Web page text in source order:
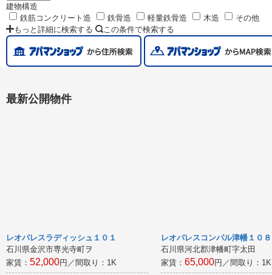
建物構造
鉄筋コンクリート造
鉄骨造 軽量鉄骨造 木造
その他
もっと詳細に検索する
この条件で検索する
最新公開物件
レオパレスラディッシュ１０１
石川県金沢市専光寺町ヲ
家賃： 52,000円／間取り： 1K
レオパレスコンパル津幡１０８
石川県河北郡津幡町字太田
家賃： 65,000円／間取り： 1K